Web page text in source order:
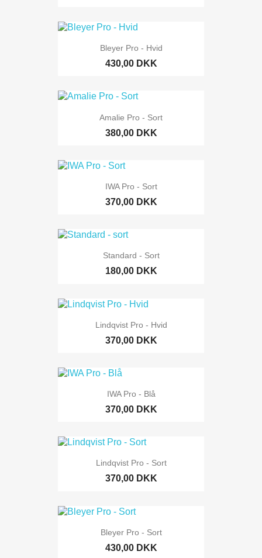
Bleyer Pro - Hvid
430,00 DKK
Amalie Pro - Sort
380,00 DKK
IWA Pro - Sort
370,00 DKK
Standard - Sort
180,00 DKK
Lindqvist Pro - Hvid
370,00 DKK
IWA Pro - Blå
370,00 DKK
Lindqvist Pro - Sort
370,00 DKK
Bleyer Pro - Sort
430,00 DKK